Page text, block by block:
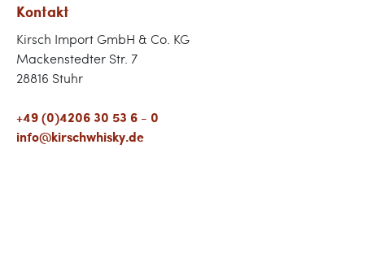
Kontakt
Kirsch Import GmbH & Co. KG
Mackenstedter Str. 7
28816 Stuhr
+49 (0)4206 30 53 6 - 0
info@kirschwhisky.de